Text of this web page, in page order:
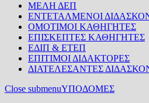
ΜΕΛΗ ΔΕΠ
ΕΝΤΕΤΑΛΜΕΝΟΙ
ΟΜΟΤΙΜΟΙ ΚΑΘΗΓΗΤΕΣ
ΕΠΙΣΚΕΠΤΕΣ ΚΑΘΗΓΗΤΕΣ
ΕΔΙΠ & ΕΤΕΠ
ΕΠΙΤΙΜΟΙ ΔΙΔΑΚΤΟΡΕΣ
ΔΙΑΤΕΛΕΣΑΝΤΕΣ
Close submenuΥΠΟΔΟΜΕΣ